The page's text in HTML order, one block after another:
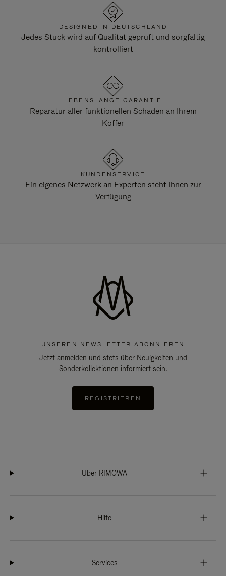
DESIGNED IN DEUTSCHLAND
Jedes Stück wird auf Qualität geprüft und sorgfältig
kontrolliert
LEBENSLANGE GARANTIE
Reparatur aller funktionellen Schäden an Ihrem
Koffer
KUNDENSERVICE
Ein eigenes Netzwerk an Experten steht Ihnen zur
Verfügung
UNSEREN NEWSLETTER ABONNIEREN
Jetzt anmelden und stets über Neuigkeiten und
Sonderkollektionen informiert sein.
REGISTRIEREN
Über RIMOWA
Hilfe
Services